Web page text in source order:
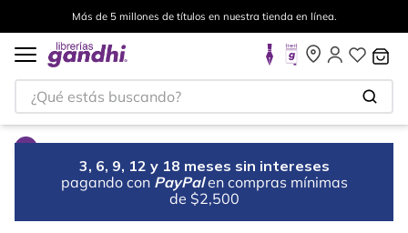
Más de 5 millones de títulos en nuestra tienda en línea.
¿Qué estás buscando?
3, 6, 9, 12 y 18 meses sin intereses
pagando con PayPal en compras mínimas
de $2,500